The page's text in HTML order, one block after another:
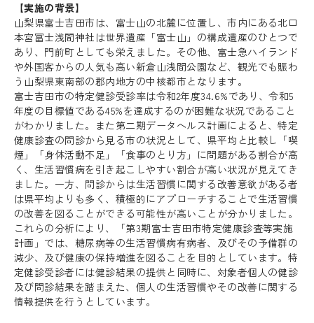
【実施の背景】
山梨県富士吉田市は、富士山の北麓に位置し、市内にある北口
本宮冨士浅間神社は世界遺産「富士山」の構成遺産のひとつで
あり、門前町としても栄えました。その他、富士急ハイランド
や外国客からの人気も高い新倉山浅間公園など、観光でも賑わ
う山梨県東南部の郡内地方の中核都市となります。
富士吉田市の特定健診受診率は令和2年度34.6%であり、令和5
年度の目標値である45%を達成するのが困難な状況であること
がわかりました。また第二期データヘルス計画によると、特定
健康診査の問診から見る市の状況として、県平均と比較し「喫
煙」「身体活動不足」「食事のとり方」に問題がある割合が高
く、生活習慣病を引き起こしやすい割合が高い状況が見えてき
ました。一方、問診からは生活習慣に関する改善意欲がある者
は県平均よりも多く、積極的にアプローチすることで生活習慣
の改善を図ることができる可能性が高いことが分かりました。
これらの分析により、「第3期富士吉田市特定健康診査等実施
計画」では、糖尿病等の生活習慣病有病者、及びその予備群の
減少、及び健康の保持増進を図ることを目的としています。特
定健診受診者には健診結果の提供と同時に、対象者個人の健診
及び問診結果を踏まえた、個人の生活習慣やその改善に関する
情報提供を行うとしています。